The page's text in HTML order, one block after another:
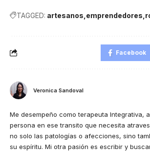
TAGGED: artesanos emprendedores
Facebook
Veronica Sandoval
Me desempeño como terapeuta Integrativa,
persona en ese transito que necesita
no solo las patologías o afecciones, sino
su espíritu. Mi otra pasión es escribir y